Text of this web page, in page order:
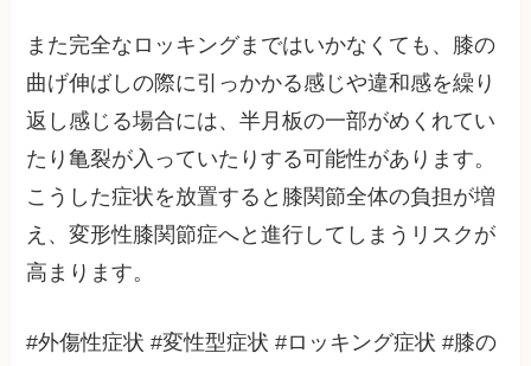
また完全なロッキングまではいかなくても、膝の
曲げ伸ばしの際に引っかかる感じや違和感を繰り
返し感じる場合には、半月板の一部がめくれてい
たり亀裂が入っていたりする可能性があります。
こうした症状を放置すると膝関節全体の負担が増
え、変形性膝関節症へと進行してしまうリスクが
高まります。
#外傷性症状 #変性型症状 #ロッキング症状 #膝の